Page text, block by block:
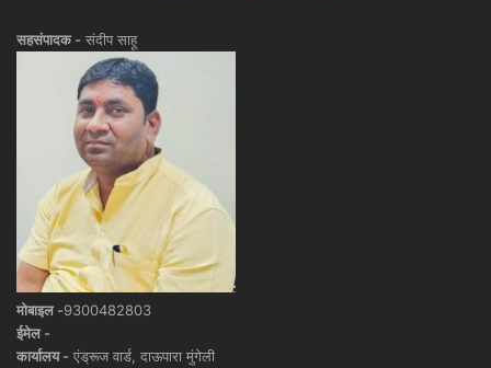
सहसंपादक - संदीप साहू
मोबाइल -9300482803
ईमेल -
कार्यालय - एंड्रूज वार्ड, दाऊपारा मुंगेली